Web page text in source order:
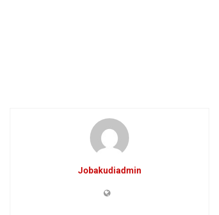
Jobakudiadmin